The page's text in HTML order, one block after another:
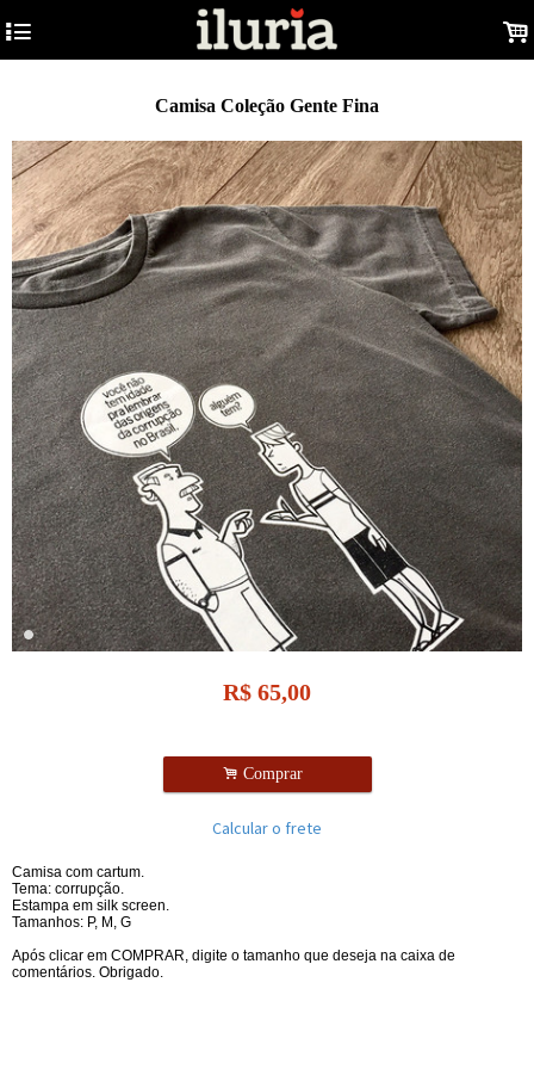
4 .
Camisa Coleção Gente Fina
R$ 65,00
. Comprar
Calcular o frete
Camisa com cartum.
Tema: corrupção.
Estampa em silk screen.
Tamanhos: P, M, G
Após clicar em COMPRAR, digite o tamanho que deseja na caixa de
comentários. Obrigado.